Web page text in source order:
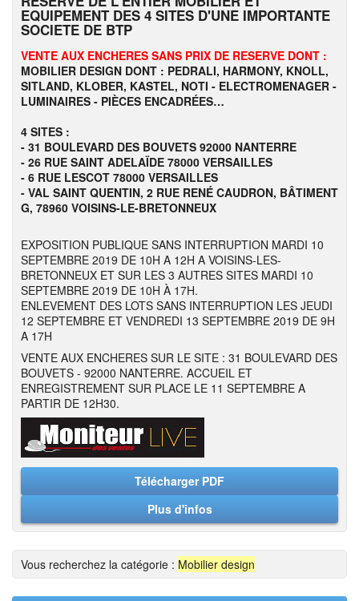
EQUIPEMENT DES 4 SITES D'UNE IMPORTANTE
SOCIETE DE BTP
VENTE AUX ENCHERES SANS PRIX DE RESERVE DONT :
MOBILIER DESIGN DONT : PEDRALI, HARMONY, KNOLL,
SITLAND, KLOBER, KASTEL, NOTI - ELECTROMENAGER -
LUMINAIRES - PIÈCES ENCADRÉES…
4 SITES :
- 31 BOULEVARD DES BOUVETS 92000 NANTERRE
- 26 RUE SAINT ADELAÏDE 78000 VERSAILLES
- 6 RUE LESCOT 78000 VERSAILLES
- VAL SAINT QUENTIN, 2 RUE RENÉ CAUDRON, BÂTIMENT
G, 78960 VOISINS-LE-BRETONNEUX
EXPOSITION PUBLIQUE SANS INTERRUPTION MARDI 10
SEPTEMBRE 2019 DE 10H A 12H A VOISINS-LES-
BRETONNEUX ET SUR LES 3 AUTRES SITES MARDI 10
SEPTEMBRE 2019 DE 10H À 17H.
ENLEVEMENT DES LOTS SANS INTERRUPTION LES JEUDI
12 SEPTEMBRE ET VENDREDI 13 SEPTEMBRE 2019 DE 9H
A 17H
VENTE AUX ENCHERES SUR LE SITE : 31 BOULEVARD DES
BOUVETS - 92000 NANTERRE. ACCUEIL ET
ENREGISTREMENT SUR PLACE LE 11 SEPTEMBRE A
PARTIR DE 12H30.
Télécharger PDF
Plus d'infos
Vous recherchez la catégorie : Mobilier design